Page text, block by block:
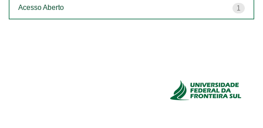
1
Acesso Aberto